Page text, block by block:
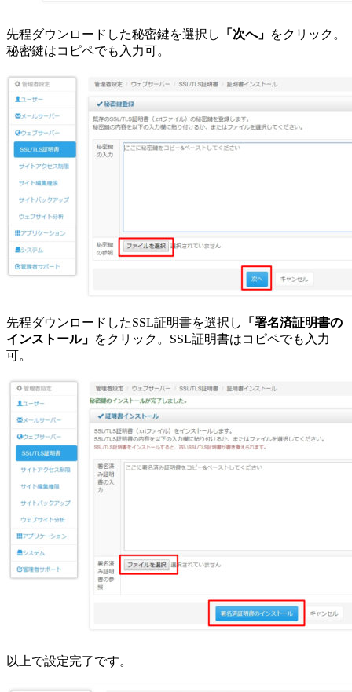
先程ダウンロードした秘密鍵を選択し 「次へ」 をクリック。
秘密鍵はコピペでも入力可。
先程ダウンロードしたSSL証明書を選択し
「署名済証明書の
インストール」 をクリック。SSL証明書はコピペでも入力
可。
以上で設定完了です。